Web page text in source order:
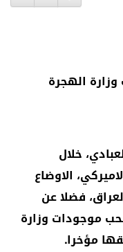
خلال
الاوضاع
فضلا عن
موجودات وزارة
مؤخرا.